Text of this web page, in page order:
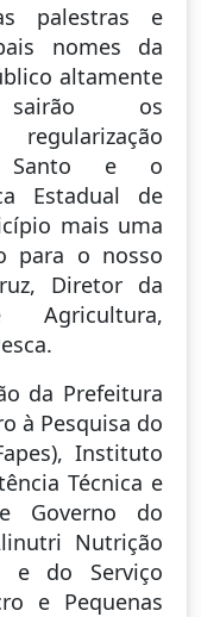
palestras e
nomes da
altamente
sairão os
Santo e o
Estadual de
mais uma
para o nosso
Diretor da
Agricultura,
da Prefeitura
à Pesquisa do
Instituto
Técnica e
Governo do
Nutrição
e do Serviço
e Pequenas